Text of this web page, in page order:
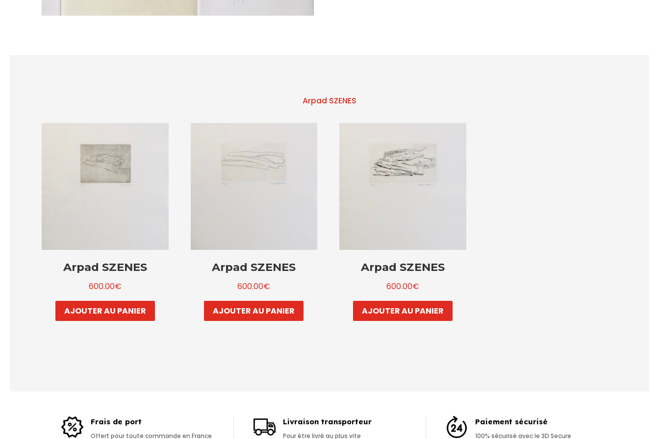
Arpad SZENES
Arpad SZENES
600.00€
AJOUTER AU PANIER
Arpad SZENES
600.00€
AJOUTER AU PANIER
Arpad SZENES
600.00€
AJOUTER AU PANIER
Frais de port
Offert pour toute commande en France
Livraison transporteur
Pour être livré au plus vite
Paiement sécurisé
100% sécurisé avec le 3D Secure